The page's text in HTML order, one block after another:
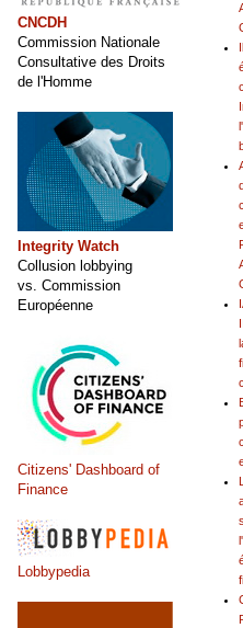
CNCDH
Commission Nationale
Consultative des Droits
de l'Homme
Integrity Watch
Collusion lobbying
vs. Commission
Européenne
Citizens' Dashboard of
Finance
Lobbypedia